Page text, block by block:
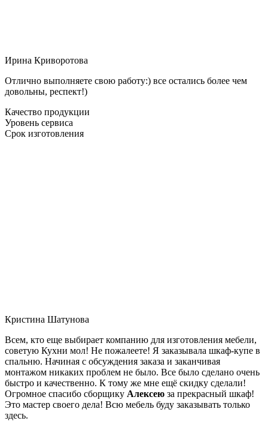
Ирина Криворотова
Отлично выполняете свою работу:) все остались более чем
довольны, респект!)
Качество продукции
Уровень сервиса
Срок изготовления
Кристина Шатунова
Всем, кто еще выбирает компанию для изготовления мебели,
советую Кухни мол! Не пожалеете! Я заказывала шкаф-купе в
спальню. Начиная с обсуждения заказа и заканчивая
монтажом никаких проблем не было. Все было сделано очень
быстро и качественно. К тому же мне ещё скидку сделали!
Огромное спасибо сборщику Алексею за прекрасный шкаф!
Это мастер своего дела! Всю мебель буду заказывать только
здесь.